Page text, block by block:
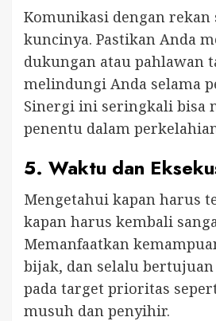
Komunikasi dengan
kuncinya. Pastikan Anda
dukungan atau pahlawan
melindungi Anda selama
Sinergi ini seringkali bisa
penentu dalam
5. Waktu dan
Mengetahui kapan harus
kapan harus kembali
Memanfaatkan
bijak, dan selalu
pada target prioritas
musuh dan penyihir.